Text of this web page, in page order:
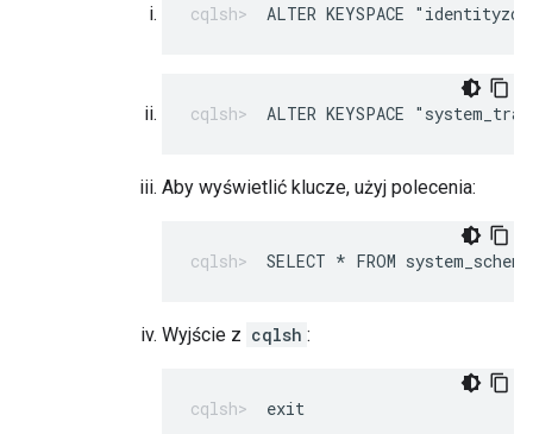
ALTER KEYSPACE
ALTER KEYSPACE
Aby wyświetlić klucze, użyj polecenia:
SELECT * FROM
Wyjście z cqlsh :
exit